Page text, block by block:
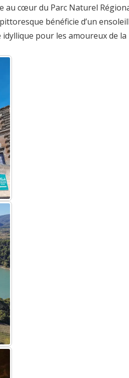
au cœur du Parc Naturel
bénéficie d’un
pour les amoureux de la